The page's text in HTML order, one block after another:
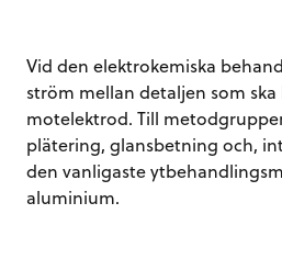
Vid den elektrokemiska
ström mellan detaljen som
motelektrod. Till
plätering, glansbetning och,
den vanligaste
aluminium.